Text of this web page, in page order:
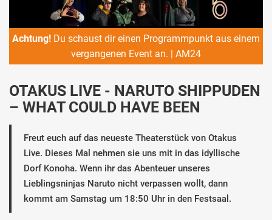
Achtung! Du schaust dir einen Programmpunkt aus einem
vergangenen Event an. | AM24
OTAKUS LIVE - NARUTO SHIPPUDEN
– WHAT COULD HAVE BEEN
Freut euch auf das neueste Theaterstück von Otakus
Live. Dieses Mal nehmen sie uns mit in das idyllische
Dorf Konoha. Wenn ihr das Abenteuer unseres
Lieblingsninjas Naruto nicht verpassen wollt, dann
kommt am Samstag um 18:50 Uhr in den Festsaal.